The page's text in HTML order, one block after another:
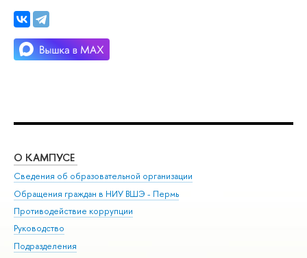
О КАМПУСЕ
Сведения об образовательной организации
Обращения граждан в НИУ ВШЭ - Пермь
Противодействие коррупции
Руководство
Подразделения